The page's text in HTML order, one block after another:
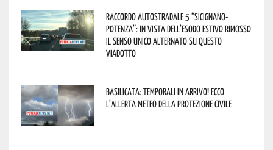
Raccordo Autostradale 5 “Sicignano-
Potenza”: in vista dell’esodo estivo rimosso
il senso unico alternato su questo
viadotto
Basilicata: temporali in arrivo! Ecco
l’allerta meteo della Protezione civile